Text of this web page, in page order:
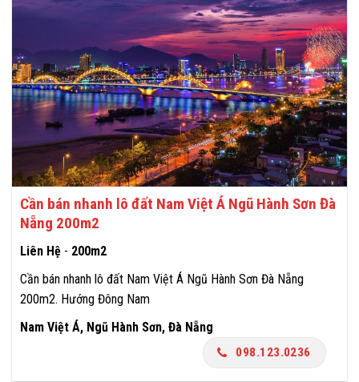
Cần bán nhanh lô đất Nam Việt Á Ngũ Hành Sơn Đà
Nẵng 200m2
Liên Hệ - 200m2
Cần bán nhanh lô đất Nam Việt Á Ngũ Hành Sơn Đà Nẵng
200m2. Hướng Đông Nam
Nam Việt Á, Ngũ Hành Sơn, Đà Nẵng
098.123.0236